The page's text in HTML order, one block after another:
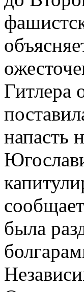
Гитлера
напасть
была